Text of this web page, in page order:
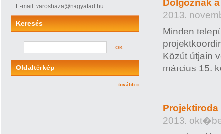
E-mail: varoshaza@nagyatad.hu
Keresés
OK
Oldaltérkép
tovább »
Dolgoznak
2013.
Minden
Közút útjain
március 15.
2013.